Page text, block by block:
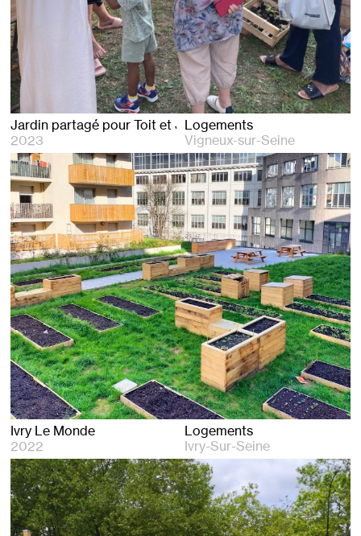
Jardin partagé pour Toit et Joie
2023
Logements
Vigneux-sur-Seine
Ivry Le Monde
2022
Logements
Ivry-Sur-Seine